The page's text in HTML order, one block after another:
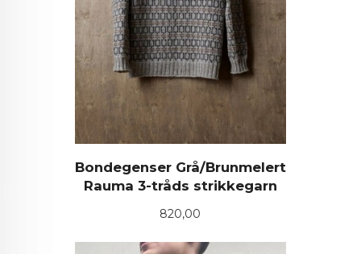
Bondegenser Grå/Brunmelert
Rauma 3-tråds strikkegarn
Pris
820,00